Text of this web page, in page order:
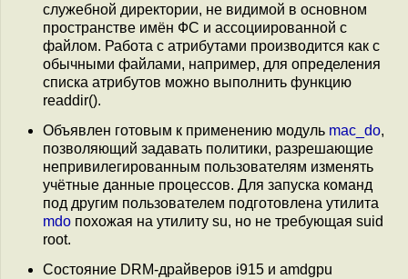
служебной директории, не видимой в основном
пространстве имён ФС и ассоциированной с
файлом. Работа с атрибутами производится как с
обычными файлами, например, для определения
списка атрибутов можно выполнить функцию
readdir().
Объявлен готовым к применению модуль mac_do,
позволяющий задавать политики, разрешающие
непривилегированным пользователям изменять
учётные данные процессов. Для запуска команд
под другим пользователем подготовлена утилита
mdo похожая на утилиту su, но не требующая suid
root.
Состояние DRM-драйверов i915 и amdgpu